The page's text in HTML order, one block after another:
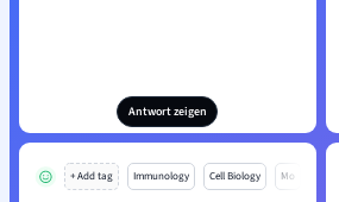
Antwort zeigen
+ Add tag Immunology Cell Biology Mo